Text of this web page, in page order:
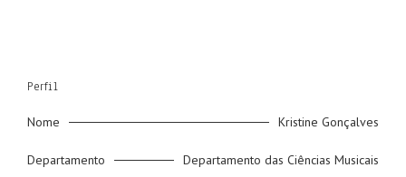
Perfil
Nome Kristine Gonçalves
Departamento Departamento das Ciências Musicais